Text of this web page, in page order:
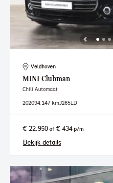
Veldhoven
MINI Clubman
Chili Automaat
202094.147 kmJ265LD
€ 22.950 of € 434p/m
Bekijk details